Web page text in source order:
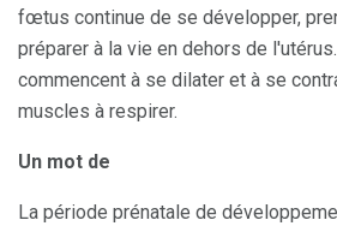
fœtus continue de se développer,
préparer à la vie en dehors de
commencent à se dilater et à se
muscles à respirer.
Un mot de
La période prénatale de